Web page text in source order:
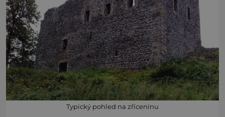
Typický pohled na zříceninu